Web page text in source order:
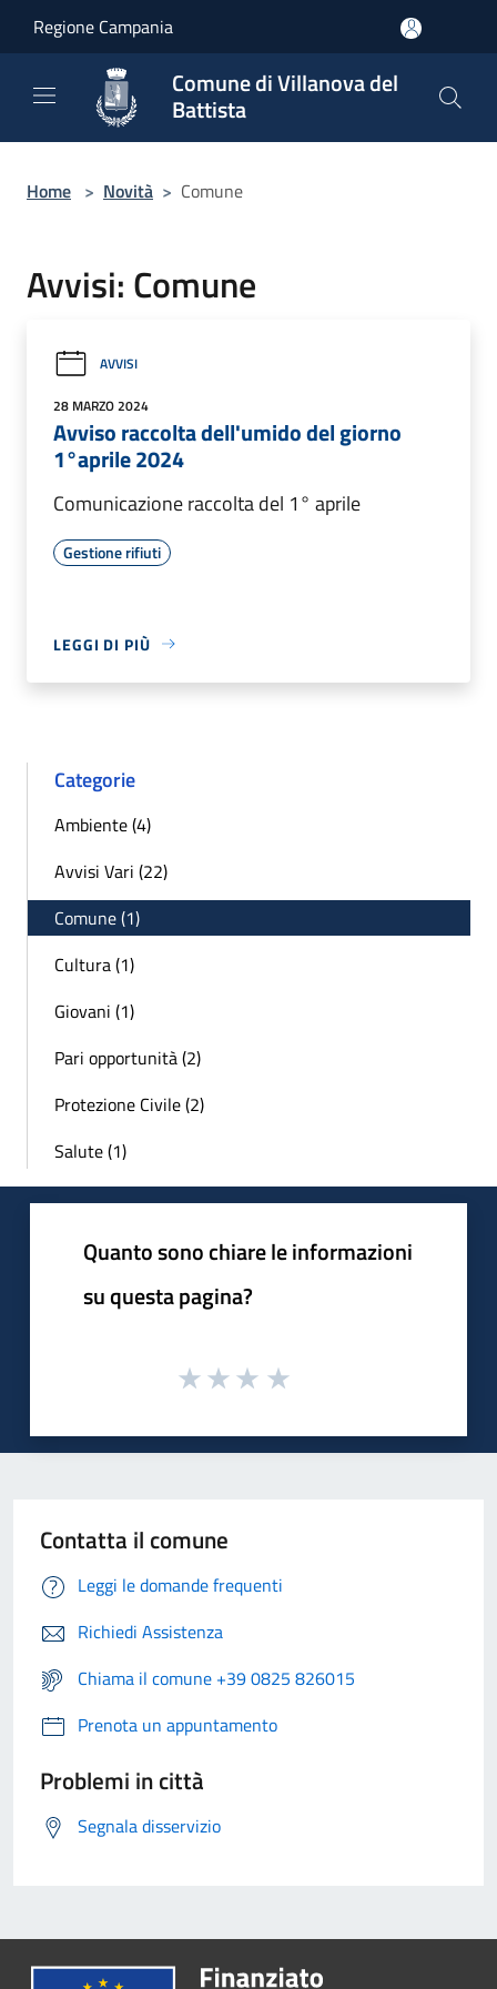
Regione Campania
Comune di Villanova del
Battista
Home > Novità > Comune
Avvisi: Comune
AVVISI
28 MARZO 2024
Avviso raccolta dell'umido del giorno
1°aprile 2024
Comunicazione raccolta del 1° aprile
Gestione rifiuti
LEGGI DI PIÙ
Categorie
Ambiente (4)
Avvisi Vari (22)
Comune (1)
Cultura (1)
Giovani (1)
Pari opportunità (2)
Protezione Civile (2)
Salute (1)
Quanto sono chiare le informazioni
su questa pagina?
Contatta il comune
Leggi le domande frequenti
Richiedi Assistenza
Chiama il comune +39 0825 826015
Prenota un appuntamento
Problemi in città
Segnala disservizio